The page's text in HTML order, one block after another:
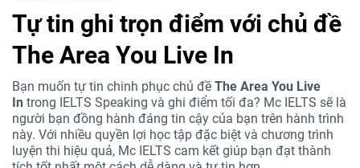
Tự tin ghi trọn điểm với chủ đề
The Area You Live In
Bạn muốn tự tin chinh phục chủ đề The Area You Live
In trong IELTS Speaking và ghi điểm tối đa? Mc IELTS sẽ là
người bạn đồng hành đáng tin cậy của bạn trên hành trình
này. Với nhiều quyền lợi học tập đặc biệt và chương trình
luyện thi hiệu quả, Mc IELTS cam kết giúp bạn đạt thành